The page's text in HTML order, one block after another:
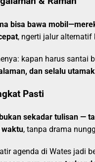
bisa bawa
, ngerti jalur alternatif
kapan harus santai
dan selalu
Pasti
sekadar tulisan —
, tanpa drama
agenda di Wates jadi